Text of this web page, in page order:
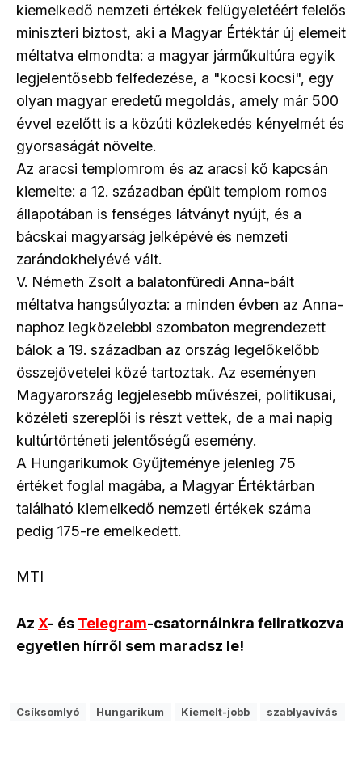
kiemelkedő nemzeti értékek felügyeletéért felelős
miniszteri biztost, aki a Magyar Értéktár új elemeit
méltatva elmondta: a magyar járműkultúra egyik
legjelentősebb felfedezése, a "kocsi kocsi", egy
olyan magyar eredetű megoldás, amely már 500
évvel ezelőtt is a közúti közlekedés kényelmét és
gyorsaságát növelte.
Az aracsi templomrom és az aracsi kő kapcsán
kiemelte: a 12. században épült templom romos
állapotában is fenséges látványt nyújt, és a
bácskai magyarság jelképévé és nemzeti
zarándokhelyévé vált.
V. Németh Zsolt a balatonfüredi Anna-bált
méltatva hangsúlyozta: a minden évben az Anna-
naphoz legközelebbi szombaton megrendezett
bálok a 19. században az ország legelőkelőbb
összejövetelei közé tartoztak. Az eseményen
Magyarország legjelesebb művészei, politikusai,
közéleti szereplői is részt vettek, de a mai napig
kultúrtörténeti jelentőségű esemény.
A Hungarikumok Gyűjteménye jelenleg 75
értéket foglal magába, a Magyar Értéktárban
található kiemelkedő nemzeti értékek száma
pedig 175-re emelkedett.
MTI
Az X- és Telegram-csatornáinkra feliratkozva
egyetlen hírről sem maradsz le!
Csíksomlyó Hungarikum Kiemelt-jobb szablyavívás